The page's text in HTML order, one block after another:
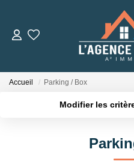
Nos
Accueil Parking / Box
Modifier les